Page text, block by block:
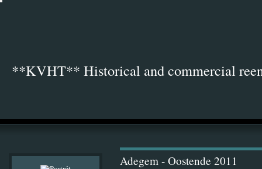
**KVHT** Historical and commercial
Adegem - Oostende 2011